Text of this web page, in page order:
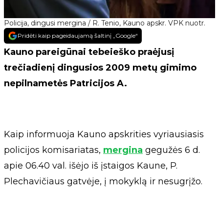
Policija, dingusi mergina / R. Tenio, Kauno apskr. VPK nuotr.
Pridėti kaip pageidaujamą šaltinį „Google“
Kauno pareigūnai tebeieško praėjusį
trečiadienį dingusios 2009 metų gimimo
nepilnametės Patricijos A.
Kaip informuoja Kauno apskrities vyriausiasis
policijos komisariatas, mergina gegužės 6 d.
apie 06.40 val. išėjo iš įstaigos Kaune, P.
Plechavičiaus gatvėje, į mokyklą ir nesugrįžo.